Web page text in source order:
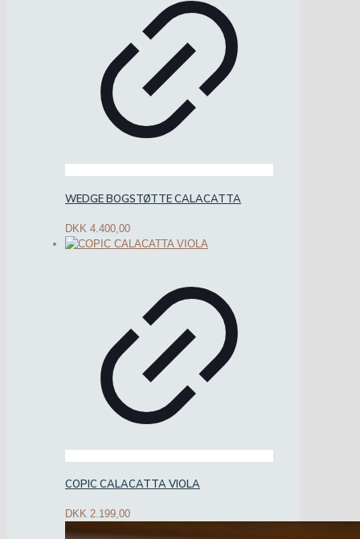
WEDGE BOGSTØTTE CALACATTA
DKK 4.400,00
COPIC CALACATTA VIOLA
DKK 2.199,00